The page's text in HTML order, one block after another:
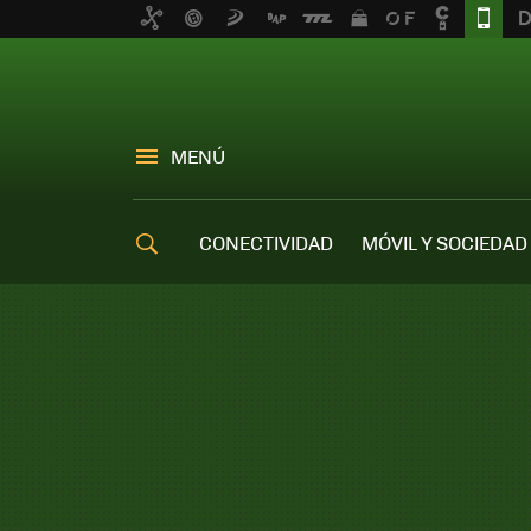
MENÚ
CONECTIVIDAD
MÓVIL Y SOCIEDAD